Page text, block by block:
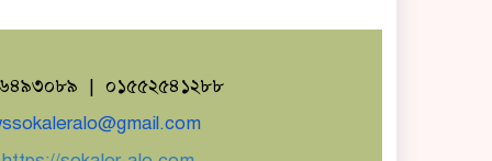
| ০১৫৫২৫৪১২৮৮